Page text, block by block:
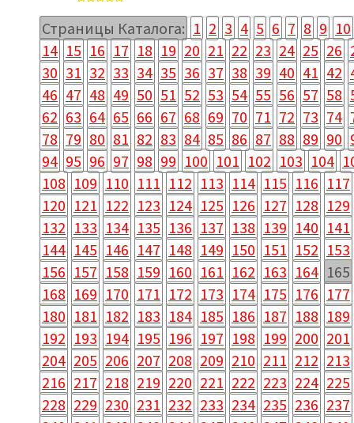
Страницы Каталога: 1 2 3 4 5 6 7 8 9 10
14 15 16 17 18 19 20 21 22 23 24 25 26
30 31 32 33 34 35 36 37 38 39 40 41 42
46 47 48 49 50 51 52 53 54 55 56 57 58
62 63 64 65 66 67 68 69 70 71 72 73 74
78 79 80 81 82 83 84 85 86 87 88 89 90
94 95 96 97 98 99 100 101 102 103 104
108 109 110 111 112 113 114 115 116 117
120 121 122 123 124 125 126 127 128 129
132 133 134 135 136 137 138 139 140 141
144 145 146 147 148 149 150 151 152 153
156 157 158 159 160 161 162 163 164 165
168 169 170 171 172 173 174 175 176 177
180 181 182 183 184 185 186 187 188 189
192 193 194 195 196 197 198 199 200 201
204 205 206 207 208 209 210 211 212 213
216 217 218 219 220 221 222 223 224 225
228 229 230 231 232 233 234 235 236 237